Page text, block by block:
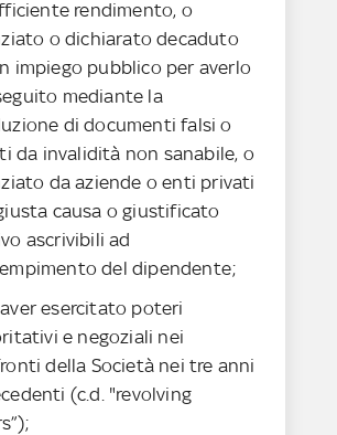
rendimento, o
o dichiarato decaduto
impiego pubblico per averlo
mediante la
di documenti falsi o
da invalidità non sanabile, o
da aziende o enti privati
causa o giustificato
ascrivibili ad
del dipendente;
esercitato poteri
e negoziali nei
della Società nei tre anni
(c.d. "revolving